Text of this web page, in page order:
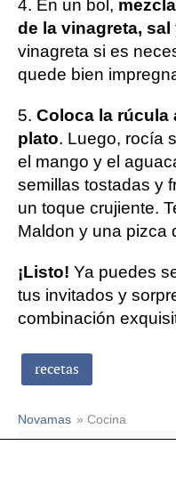
4. En un bol,
de la vinagreta,
vinagreta si es
quede bien
5. Coloca la rúcula
plato. Luego, rocía
el mango y el
semillas tostadas y
un toque crujiente.
Maldon y una pizca
¡Listo! Ya puedes
tus invitados y
combinación
recetas
Novamas » Cocina